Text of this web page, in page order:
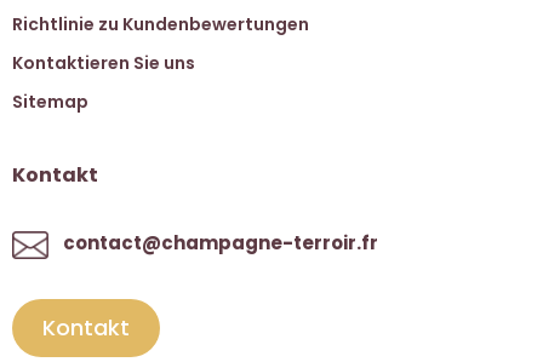
Richtlinie zu Kundenbewertungen
Kontaktieren Sie uns
Sitemap
Kontakt
contact@champagne-terroir.fr
Kontakt